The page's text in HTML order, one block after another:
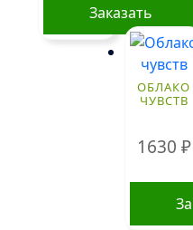
Заказать
ОБЛАКО
ЧУВСТВ
1630 ₽